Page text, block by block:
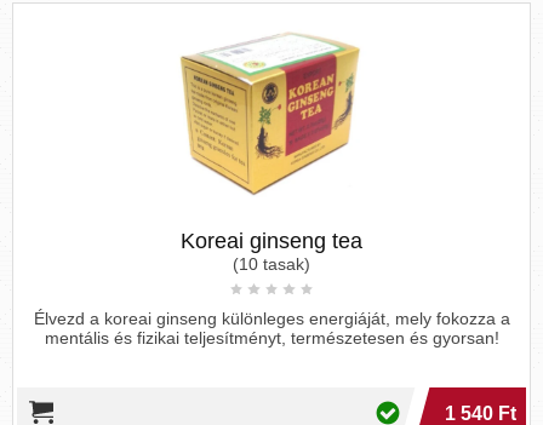
Koreai ginseng tea
(10 tasak)
Élvezd a koreai ginseng különleges energiáját, mely fokozza a
mentális és fizikai teljesítményt, természetesen és gyorsan!
1 540 Ft